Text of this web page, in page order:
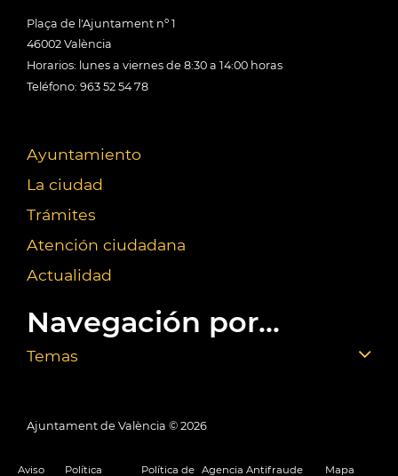
Plaça de l'Ajuntament nº 1
46002 València
Horarios: lunes a viernes de 8:30 a 14:00 horas
Teléfono: 963 52 54 78
Ayuntamiento
La ciudad
Trámites
Atención ciudadana
Actualidad
Navegación por...
Temas
Ajuntament de València © 2026
Aviso
Política
Política de Agencia Antifraude
Mapa